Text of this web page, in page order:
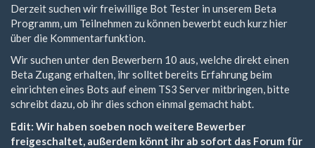
Derzeit suchen wir freiwillige Bot Tester in unserem Beta
Programm, um Teilnehmen zu können bewerbt euch kurz hier
über die Kommentarfunktion.
Wir suchen unter den Bewerbern 10 aus, welche direkt einen
Beta Zugang erhalten, ihr solltet bereits Erfahrung beim
einrichten eines Bots auf einem TS3 Server mitbringen, bitte
schreibt dazu, ob ihr dies schon einmal gemacht habt.
Edit: Wir haben soeben noch weitere Bewerber
freigeschaltet, außerdem könnt ihr ab sofort das Forum für